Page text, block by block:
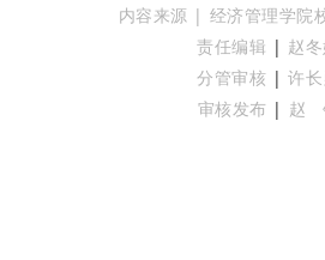
内容来源 | 经济管理学院
责任编辑 | 赵
分管审核 |许长
审核发布 | 赵